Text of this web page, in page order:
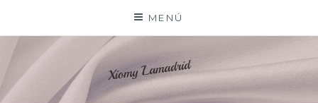
contenido
MENÚ
XIOMY LAMADRID